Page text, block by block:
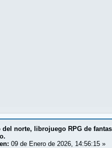
del norte, librojuego RPG de
09 de Enero de 2026, 14:56:15 »